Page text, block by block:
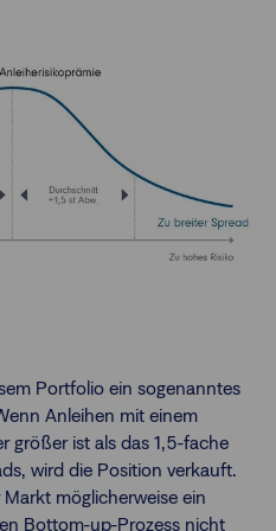
Portfolio ein sogenanntes
Anleihen mit einem
größer ist als das 1,5-fache
wird die Position verkauft.
möglicherweise ein
Bottom-up-Prozess nicht